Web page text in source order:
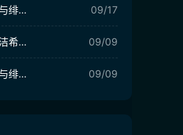
银与绯阿尔伯特值得抽吗 银与绯阿尔伯特强度分析 09/17
银与绯洁希德怎么样 银与绯洁希德技能强度分析 09/09
银与绯尤利乌斯强度如何 银与绯尤利乌斯强度解析 09/09